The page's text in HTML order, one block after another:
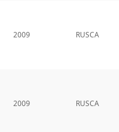
2009 RUSCA
2009 RUSCA